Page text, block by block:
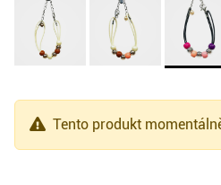
Tento produkt